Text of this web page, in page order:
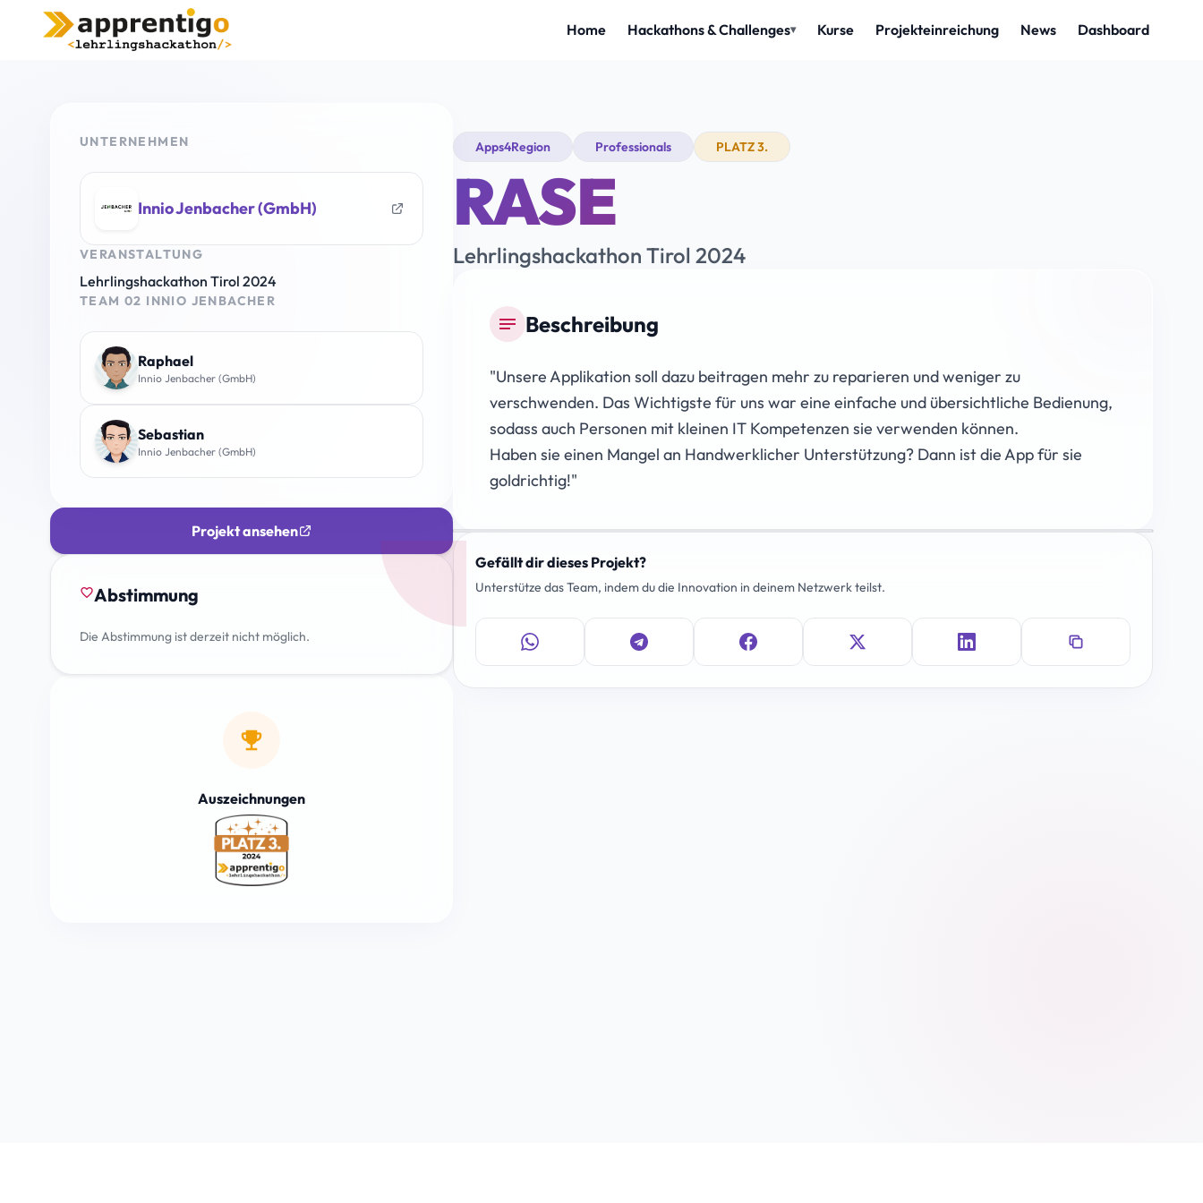
UNTERNEHMEN
Innio Jenbacher (GmbH)
VERANSTALTUNG
Lehrlingshackathon Tirol 2024
TEAM 02 INNIO JENBACHER
Raphael
Innio Jenbacher (GmbH)
Sebastian
Innio Jenbacher (GmbH)
Projekt ansehen
favorite_borderAbstimmung
Die Abstimmung ist derzeit nicht möglich.
emoji_events
Auszeichnungen
Apps4Region Professionals PLATZ 3.
RASE
Lehrlingshackathon Tirol 2024
notes Beschreibung
"Unsere Applikation soll dazu beitragen mehr zu reparieren und weniger zu
verschwenden. Das Wichtigste für uns war eine einfache und übersichtliche Bedienung,
sodass auch Personen mit kleinen IT Kompetenzen sie verwenden können.
Haben sie einen Mangel an Handwerklicher Unterstützung? Dann ist die App für sie
goldrichtig!"
Gefällt dir dieses Projekt?
Unterstütze das Team, indem du die Innovation in deinem Netzwerk teilst.